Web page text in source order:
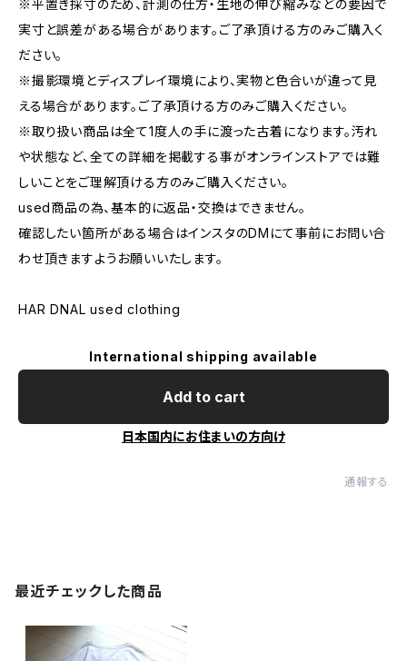
※平置き採寸のため、計測の仕方・生地の伸び縮みなどの要因で
実寸と誤差がある場合があります。ご了承頂ける方のみご購入く
ださい。
※撮影環境とディスプレイ環境により、実物と色合いが違って見
える場合があります。ご了承頂ける方のみご購入ください。
※取り扱い商品は全て1度人の手に渡った古着になります。汚れ
や状態など、全ての詳細を掲載する事がオンラインストアでは難
しいことをご理解頂ける方のみご購入ください。
used商品の為、基本的に返品・交換はできません。
確認したい箇所がある場合はインスタのDMにて事前にお問い合
わせ頂きますようお願いいたします。
HAR DNAL used clothing
International shipping available
Add to cart
日本国内にお住まいの方向け
通報する
最近チェックした商品